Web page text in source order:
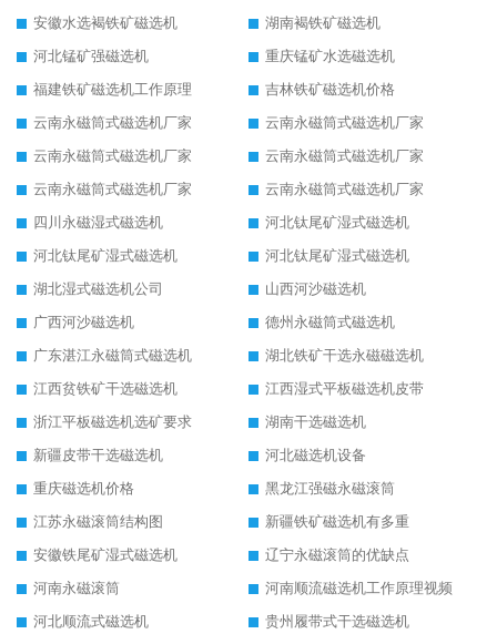
安徽水选褐铁矿磁选机
湖南褐铁矿磁选机
河北锰矿强磁选机
重庆锰矿水选磁选机
福建铁矿磁选机工作原理
吉林铁矿磁选机价格
云南永磁筒式磁选机厂家
云南永磁筒式磁选机厂家
云南永磁筒式磁选机厂家
云南永磁筒式磁选机厂家
云南永磁筒式磁选机厂家
云南永磁筒式磁选机厂家
四川永磁湿式磁选机
河北钛尾矿湿式磁选机
河北钛尾矿湿式磁选机
河北钛尾矿湿式磁选机
湖北湿式磁选机公司
山西河沙磁选机
广西河沙磁选机
德州永磁筒式磁选机
广东湛江永磁筒式磁选机
湖北铁矿干选永磁磁选机
江西贫铁矿干选磁选机
江西湿式平板磁选机皮带
浙江平板磁选机选矿要求
湖南干选磁选机
新疆皮带干选磁选机
河北磁选机设备
重庆磁选机价格
黑龙江强磁永磁滚筒
江苏永磁滚筒结构图
新疆铁矿磁选机有多重
安徽铁尾矿湿式磁选机
辽宁永磁滚筒的优缺点
河南永磁滚筒
河南顺流磁选机工作原理视频
河北顺流式磁选机
贵州履带式干选磁选机